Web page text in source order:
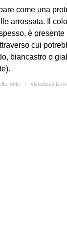
come una
arrossata. Il
è
cui
biancastro o
fonte | Visualizza la